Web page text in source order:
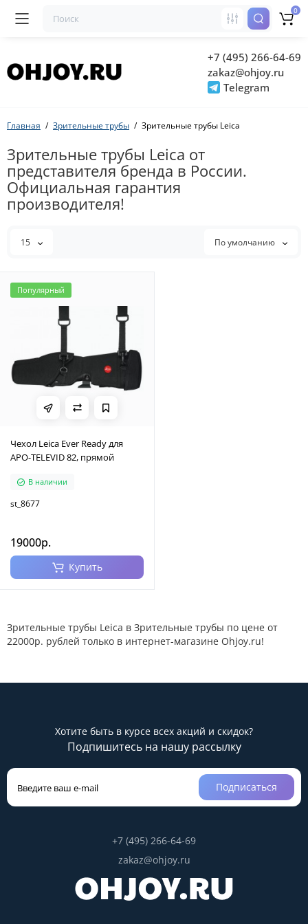
+7 (495) 266-64-69
zakaz@ohjoy.ru
Telegram
0
Главная Зрительные трубы Зрительные трубы Leica
Зрительные трубы Leica от
представителя бренда в России.
Официальная гарантия
производителя!
15 По умолчанию
Популярный
Чехол Leica Ever Ready для
APO-TELEVID 82, прямой
В наличии
st_8677
19000р.
Купить
Зрительные трубы Leica в Зрительные трубы по цене от
22000р. рублей только в интернет-магазине Ohjoy.ru!
Хотите быть в курсе всех акций и скидок?
Подпишитесь на нашу рассылку
Подписаться
+7 (495) 266-64-69
zakaz@ohjoy.ru